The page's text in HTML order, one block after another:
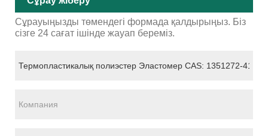
Сұрауыңызды төмендегі формада қалдырыңыз. Біз
сізге 24 сағат ішінде жауап береміз.